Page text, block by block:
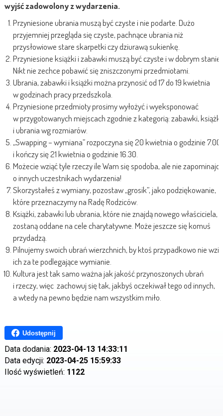
wyjść zadowolony z wydarzenia.
Przyniesione ubrania muszą być czyste i nie podarte. Dużo
przyjemniej przegląda się czyste, pachnące ubrania niż
przysłowiowe stare skarpetki czy dziurawą sukienkę.
Przyniesione książki i zabawki muszą być czyste i w dobrym stanie.
Nikt nie zechce pobawić się zniszczonymi przedmiotami.
Ubrania, zabawki i książki można przynosić od 17 do 19 kwietnia
w godzinach pracy przedszkola.
Przyniesione przedmioty prosimy wyłożyć i wyeksponować
w przygotowanych miejscach zgodnie z kategorią: zabawki, książki
i ubrania wg rozmiarów.
„Swapping – wymiana” rozpoczyna się 20 kwietnia o godzinie 7.00
i kończy się 21 kwietnia o godzinie 16.30.
Możecie wziąć tyle rzeczy ile Wam się spodoba, ale nie
o innych uczestnikach wydarzenia!
Skorzystałeś z wymiany, pozostaw „grosik”, jako podziękowanie,
które przeznaczymy na Radę Rodziców.
Książki, zabawki lub ubrania, które nie znajdą nowego właściciela,
zostaną oddane na cele charytatywne. Może jeszcze się komuś
przydadzą.
Pilnujemy swoich ubrań wierzchnich, by ktoś przypadkowo nie
ich za te podlegające wymianie.
Kultura jest tak samo ważna jak jakość przynoszonych ubrań
i rzeczy, więc zachowuj się tak, jakbyś oczekiwał tego od innych,
a wtedy na pewno będzie nam wszystkim miło.
Udostępnij
Data dodania: 2023-04-13 14:33:11
Data edycji: 2023-04-25 15:59:33
Ilość wyświetleń: 1122